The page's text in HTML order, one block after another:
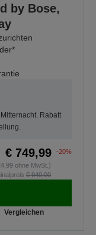
by Bose,
Rabatt
€ 749,99
-20%
ohne MwSt.)
€ 940,00
Vergleichen